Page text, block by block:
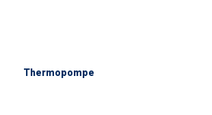
Thermopompe